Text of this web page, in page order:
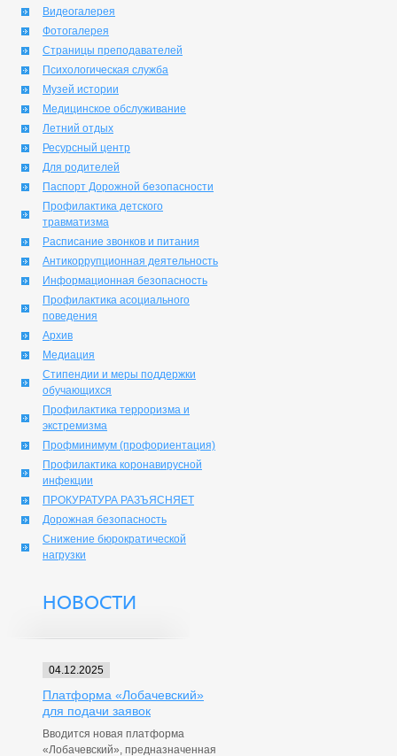
Видеогалерея
Фотогалерея
Страницы преподавателей
Психологическая служба
Музей истории
Медицинское обслуживание
Летний отдых
Ресурсный центр
Для родителей
Паспорт Дорожной безопасности
Профилактика детского
травматизма
Расписание звонков и питания
Антикоррупционная деятельность
Информационная безопасность
Профилактика асоциального
поведения
Архив
Медиация
Стипендии и меры поддержки
обучающихся
Профилактика терроризма и
экстремизма
Профминимум (профориентация)
Профилактика коронавирусной
инфекции
ПРОКУРАТУРА РАЗЪЯСНЯЕТ
Дорожная безопасность
Снижение бюрократической
нагрузки
НОВОСТИ
04.12.2025
Платформа «Лобачевский»
для подачи заявок
Вводится новая платформа
«Лобачевский», предназначенная